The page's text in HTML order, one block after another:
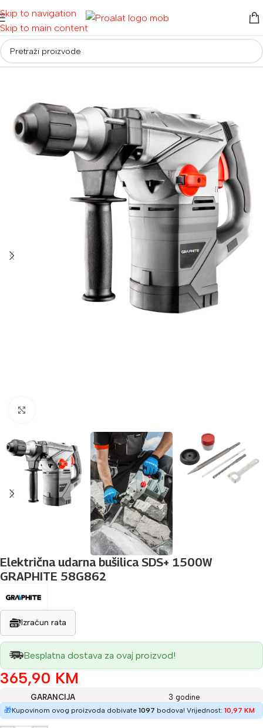
Skip to navigation
Skip to main content
Početna/ Električni alati Čekić bušilice SDS Plus
Električna udarna bušilica SDS+ 1500W
GRAPHITE 58G862
Izračun rata
Besplatna dostava za ovaj proizvod!
365,90 KM
GARANCIJA
3 godine
🎁Kupovinom ovog proizvoda dobivate 1097 bodova! Vrijednost: 10,97 KM